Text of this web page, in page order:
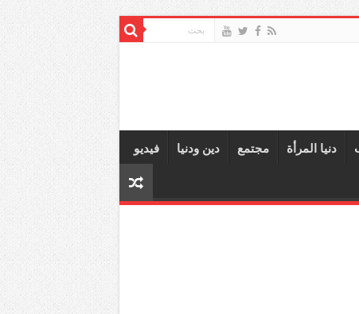
دنيا المرأة مجتمع دين ودنيا فيديو